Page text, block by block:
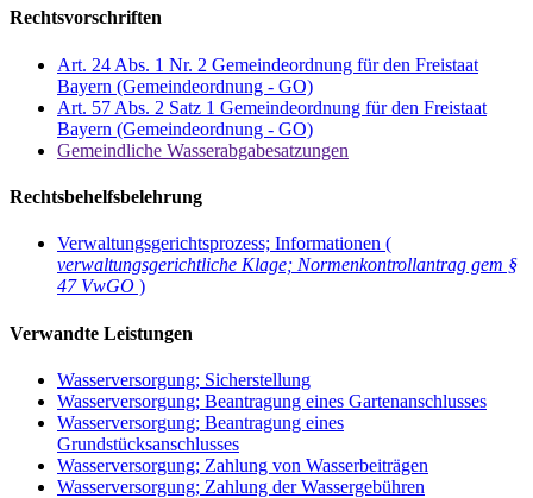
Rechtsvorschriften
Art. 24 Abs. 1 Nr. 2 Gemeindeordnung für den Freistaat
Bayern (Gemeindeordnung - GO)
Art. 57 Abs. 2 Satz 1 Gemeindeordnung für den Freistaat
Bayern (Gemeindeordnung - GO)
Gemeindliche Wasserabgabesatzungen
Rechtsbehelfsbelehrung
Verwaltungsgerichtsprozess; Informationen (
verwaltungsgerichtliche Klage; Normenkontrollantrag gem §
47 VwGO )
Verwandte Leistungen
Wasserversorgung; Sicherstellung
Wasserversorgung; Beantragung eines Gartenanschlusses
Wasserversorgung; Beantragung eines
Grundstücksanschlusses
Wasserversorgung; Zahlung von Wasserbeiträgen
Wasserversorgung; Zahlung der Wassergebühren